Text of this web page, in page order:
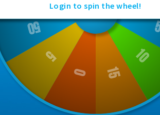
Login to spin the wheel!